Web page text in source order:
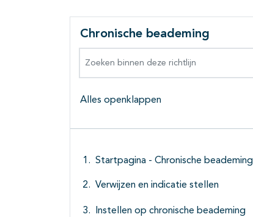
Chronische beademing
Alles openklappen
Startpagina - Chronische beademing
Verwijzen en indicatie stellen
Instellen op chronische beademing